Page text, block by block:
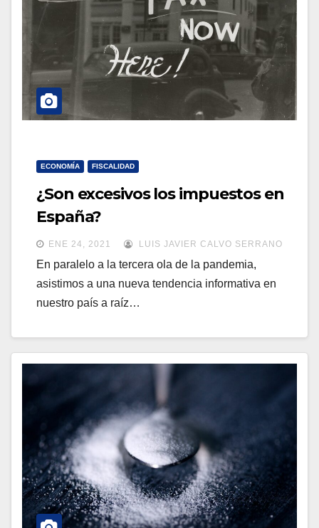
c
a
e
a
ECONOMÍA FISCALIDAD
¿Son excesivos los impuestos en
España?
ENE 24, 2021 LUIS JAVIER CALVO SERRANO
En paralelo a la tercera ola de la pandemia,
asistimos a una nueva tendencia informativa en
nuestro país a raíz…